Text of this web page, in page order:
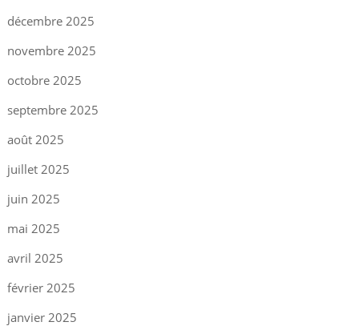
décembre 2025
novembre 2025
octobre 2025
septembre 2025
août 2025
juillet 2025
juin 2025
mai 2025
avril 2025
février 2025
janvier 2025